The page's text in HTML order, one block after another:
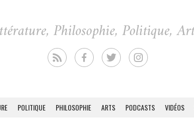
POLITIQUE PHILOSOPHIE ARTS PODCASTS VIDÉOS